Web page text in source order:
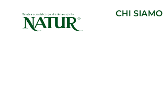
contenuto
CHI SIAMO